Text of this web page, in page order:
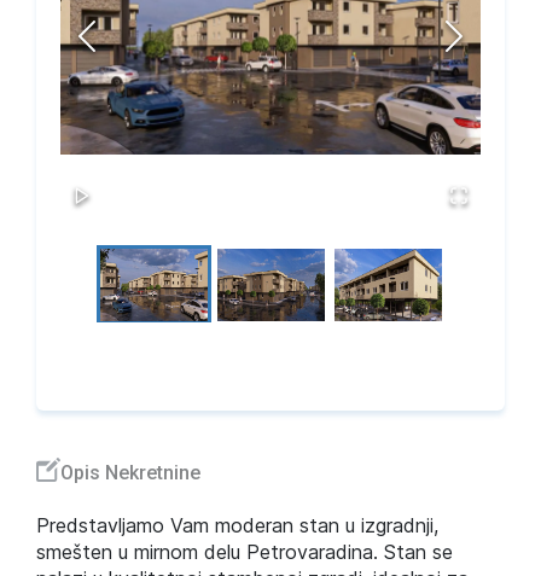
Opis Nekretnine
Predstavljamo Vam moderan stan u izgradnji,
smešten u mirnom delu Petrovaradina. Stan se